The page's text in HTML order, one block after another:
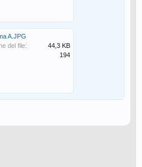
A.JPG
del file:
44,3 KB
194